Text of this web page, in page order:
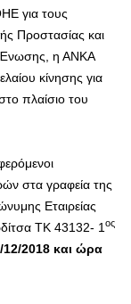
για τους
Προστασίας και
Ένωσης, η ΑΝΚΑ
κίνησης για
πλαίσιο του
στα γραφεία της
Εταιρείας
ΤΚ 43132- 1 ος
12/2018 και ώρα